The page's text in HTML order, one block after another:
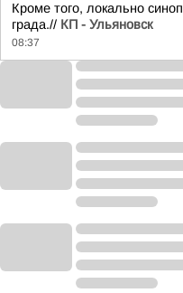
Кроме того, локально
града.// КП - Ульяновск
08:37